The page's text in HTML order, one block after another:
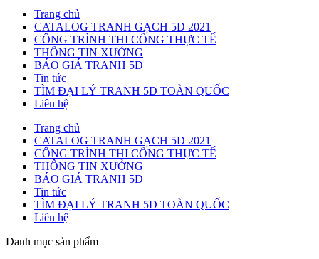
Trang chủ
CATALOG TRANH GẠCH 5D 2021
CÔNG TRÌNH THI CÔNG THỰC TẾ
THÔNG TIN XƯỞNG
BÁO GIÁ TRANH 5D
Tin tức
TÌM ĐẠI LÝ TRANH 5D TOÀN QUỐC
Liên hệ
Trang chủ
CATALOG TRANH GẠCH 5D 2021
CÔNG TRÌNH THI CÔNG THỰC TẾ
THÔNG TIN XƯỞNG
BÁO GIÁ TRANH 5D
Tin tức
TÌM ĐẠI LÝ TRANH 5D TOÀN QUỐC
Liên hệ
Danh mục sản phẩm